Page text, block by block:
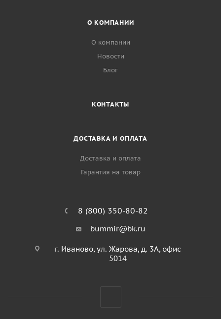
О КОМПАНИИ
О компании
Новости
Блог
КОНТАКТЫ
ДОСТАВКА И ОПЛАТА
Доставка и оплата
Гарантия на товар
8 (800) 350-80-82
bummir@bk.ru
г. Иваново, ул. Жарова, д. 3А, офис
5014